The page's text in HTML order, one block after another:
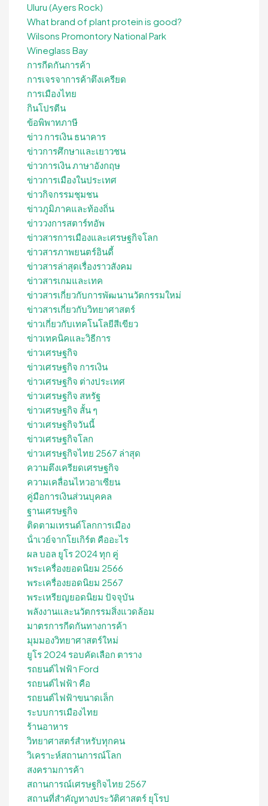
Uluru (Ayers Rock)
What brand of plant protein is good?
Wilsons Promontory National Park
Wineglass Bay
การกีดกันการค้า
การเจรจาการค้าตึงเครียด
การเมืองไทย
กินโปรตีน
ข้อพิพาทภาษี
ข่าว การเงิน ธนาคาร
ข่าวการศึกษาและเยาวชน
ข่าวการเงิน ภาษาอังกฤษ
ข่าวการเมืองในประเทศ
ข่าวกิจกรรมชุมชน
ข่าวภูมิภาคและท้องถิ่น
ข่าววงการสตาร์ทอัพ
ข่าวสารการเมืองและเศรษฐกิจโลก
ข่าวสารภาพยนตร์อินดี้
ข่าวสารล่าสุดเรื่องราวสังคม
ข่าวสารเกมและเทค
ข่าวสารเกี่ยวกับการพัฒนานวัตกรรมใหม่
ข่าวสารเกี่ยวกับวิทยาศาสตร์
ข่าวเกี่ยวกับเทคโนโลยีสีเขียว
ข่าวเทคนิคและวิธีการ
ข่าวเศรษฐกิจ
ข่าวเศรษฐกิจ การเงิน
ข่าวเศรษฐกิจ ต่างประเทศ
ข่าวเศรษฐกิจ สหรัฐ
ข่าวเศรษฐกิจ สั้น ๆ
ข่าวเศรษฐกิจวันนี้
ข่าวเศรษฐกิจโลก
ข่าวเศรษฐกิจไทย 2567 ล่าสุด
ความตึงเครียดเศรษฐกิจ
ความเคลื่อนไหวอาเซียน
คู่มือการเงินส่วนบุคคล
ฐานเศรษฐกิจ
ติดตามเทรนด์โลกการเมือง
น้ําเวย์จากโยเกิร์ต คืออะไร
ผล บอล ยูโร 2024 ทุก คู่
พระเครื่องยอดนิยม 2566
พระเครื่องยอดนิยม 2567
พระเหรียญยอดนิยม ปัจจุบัน
พลังงานและนวัตกรรมสิ่งแวดล้อม
มาตรการกีดกันทางการค้า
มุมมองวิทยาศาสตร์ใหม่
ยูโร 2024 รอบคัดเลือก ตาราง
รถยนต์ไฟฟ้า Ford
รถยนต์ไฟฟ้า คือ
รถยนต์ไฟฟ้าขนาดเล็ก
ระบบการเมืองไทย
ร้านอาหาร
วิทยาศาสตร์สำหรับทุกคน
วิเคราะห์สถานการณ์โลก
สงครามการค้า
สถานการณ์เศรษฐกิจไทย 2567
สถานที่สําคัญทางประวัติศาสตร์ ยุโรป